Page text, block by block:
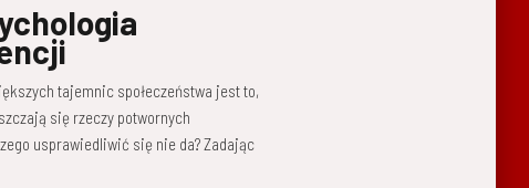
tajemnic społeczeństwa jest to,
się rzeczy potwornych
usprawiedliwić się nie da? Zadając